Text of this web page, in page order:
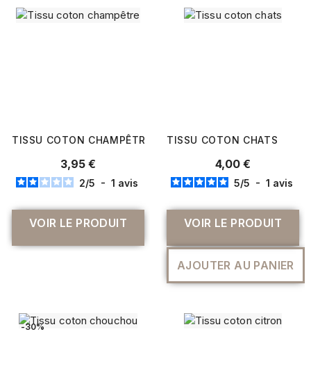
TISSU COTON CHAMPÊTRE
3,95 €
2/5 - 1 avis
VOIR LE PRODUIT
TISSU COTON CHATS
4,00 €
5/5 - 1 avis
VOIR LE PRODUIT
AJOUTER AU PANIER
-30%